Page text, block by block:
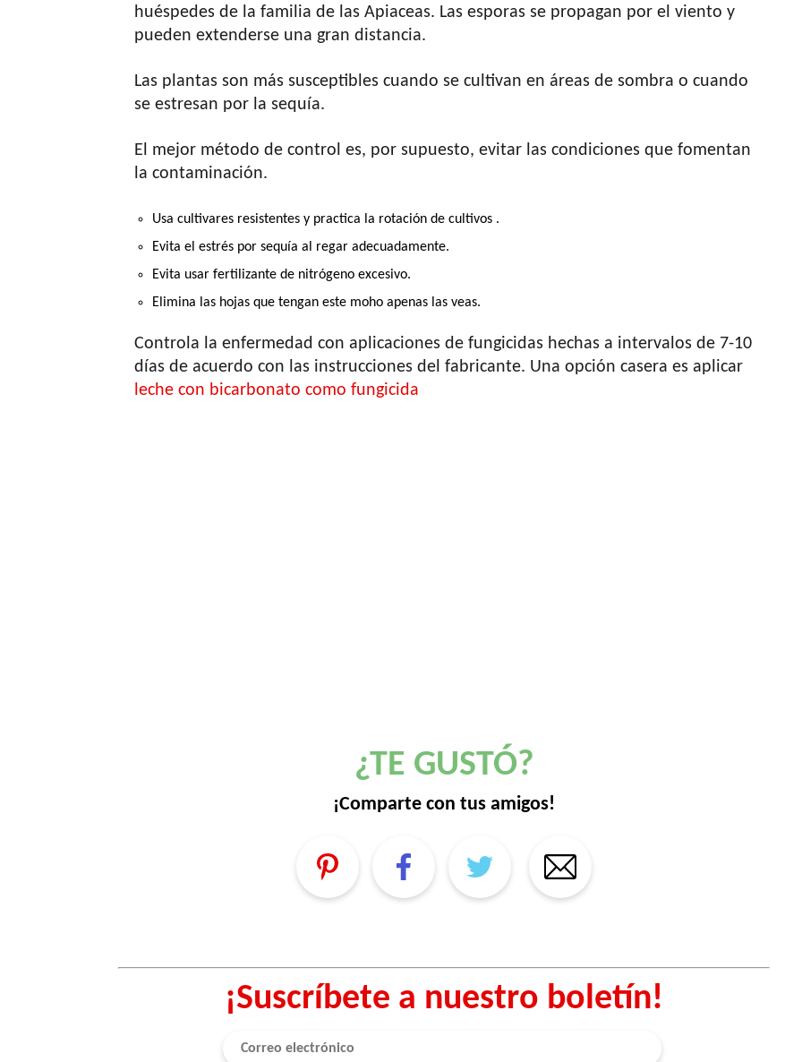
huéspedes de la familia de las Apiaceas. Las esporas se propagan por el viento y
pueden extenderse una gran distancia.
Las plantas son más susceptibles cuando se cultivan en áreas de sombra o cuando
se estresan por la sequía.
El mejor método de control es, por supuesto, evitar las condiciones que fomentan
la contaminación.
Usa cultivares resistentes y practica la rotación de cultivos .
Evita el estrés por sequía al regar adecuadamente.
Evita usar fertilizante de nitrógeno excesivo.
Elimina las hojas que tengan este moho apenas las veas.
Controla la enfermedad con aplicaciones de fungicidas hechas a intervalos de 7-10
días de acuerdo con las instrucciones del fabricante. Una opción casera es aplicar
leche con bicarbonato como fungicida
¿TE GUSTÓ?
¡Comparte con tus amigos!
¡Suscríbete a nuestro boletín!